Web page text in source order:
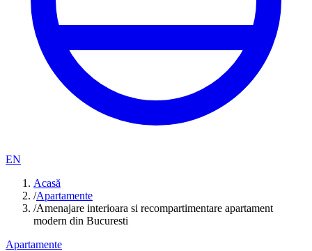
EN
Acasă
/Apartamente
/Amenajare interioara si recompartimentare apartament
modern din Bucuresti
Apartamente